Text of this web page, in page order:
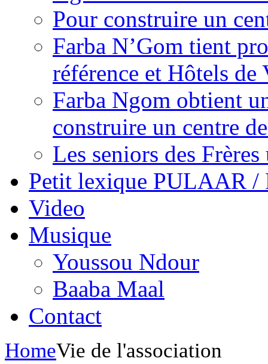
Pour construire un
Farba N’Gom tient
référence et Hôtels
Farba Ngom obtient
construire un centre
Les seniors des Frères
Petit lexique PULAAR
Video
Musique
Youssou Ndour
Baaba Maal
Contact
HomeVie de l'association